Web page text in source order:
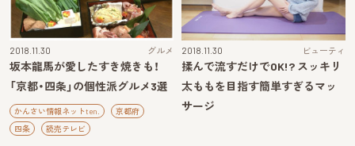
2018.11.30 グルメ
坂本龍馬が愛したすき焼きも！
「京都・四条」の個性派グルメ3選
かんさい情報ネットten.
京都府
四条
読売テレビ
2018.11.30 ビューティ
揉んで流すだけでOK!? スッキリ
太ももを目指す簡単すぎるマッ
サージ